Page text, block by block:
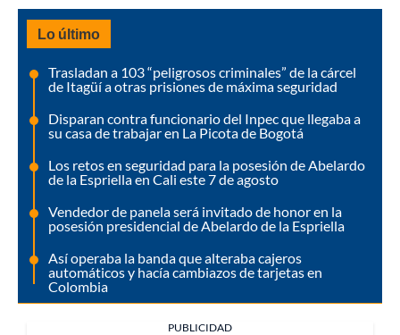
Lo último
Trasladan a 103 “peligrosos criminales” de la cárcel
de Itagüí a otras prisiones de máxima seguridad
Disparan contra funcionario del Inpec que llegaba a
su casa de trabajar en La Picota de Bogotá
Los retos en seguridad para la posesión de Abelardo
de la Espriella en Cali este 7 de agosto
Vendedor de panela será invitado de honor en la
posesión presidencial de Abelardo de la Espriella
Así operaba la banda que alteraba cajeros
automáticos y hacía cambiazos de tarjetas en
Colombia
PUBLICIDAD